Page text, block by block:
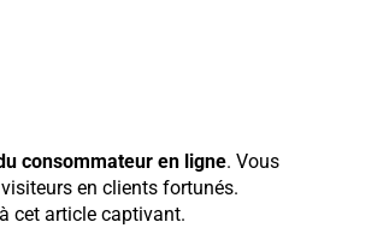
consommateur en ligne. Vous
en clients fortunés.
cet article captivant.